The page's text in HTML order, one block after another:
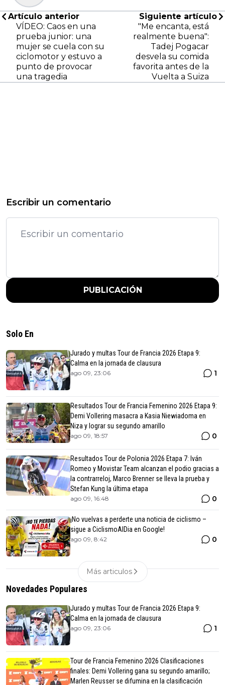
Artículo anterior
VÍDEO: Caos en una
prueba junior: una
mujer se cuela con su
ciclomotor y estuvo a
punto de provocar
una tragedia
Siguiente artículo
"Me encanta, está
realmente buena":
Tadej Pogacar
desvela su comida
favorita antes de la
Vuelta a Suiza
Escribir un comentario
PUBLICACIÓN
Solo En
Jurado y multas Tour de Francia 2026 Etapa 9:
Calma en la jornada de clausura
ago 09, 23:06 1
Resultados Tour de Francia Femenino 2026 Etapa 9:
Demi Vollering masacra a Kasia Niewiadoma en
Niza y lograr su segundo amarillo
ago 09, 18:57 0
Resultados Tour de Polonia 2026 Etapa 7: Iván
Romeo y Movistar Team alcanzan el podio gracias a
la contrarreloj, Marco Brenner se lleva la prueba y
Stefan Kung la última etapa
ago 09, 16:48 0
¡No vuelvas a perderte una noticia de ciclismo –
sigue a CiclismoAlDia en Google!
ago 09, 8:42 0
Más articulos
Novedades Populares
Jurado y multas Tour de Francia 2026 Etapa 9:
Calma en la jornada de clausura
ago 09, 23:06 1
Tour de Francia Femenino 2026 Clasificaciones
finales: Demi Vollering gana su segundo amarillo;
Marlen Reusser se difumina en la clasificación